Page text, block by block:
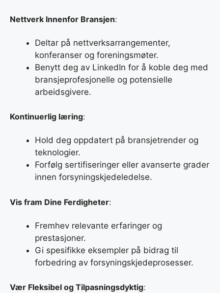
Nettverk Innenfor Bransjen:
Deltar på nettverksarrangementer,
konferanser og foreningsmøter.
Benytt deg av LinkedIn for å koble deg med
bransjeprofesjonelle og potensielle
arbeidsgivere.
Kontinuerlig læring:
Hold deg oppdatert på bransjetrender og
teknologier.
Forfølg sertifiseringer eller avanserte grader
innen forsyningskjedeledelse.
Vis fram Dine Ferdigheter:
Fremhev relevante erfaringer og
prestasjoner.
Gi spesifikke eksempler på bidrag til
forbedring av forsyningskjedeprosesser.
Vær Fleksibel og Tilpasningsdyktig: